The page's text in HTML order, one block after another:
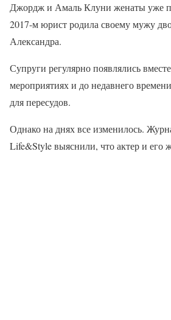
Джордж и Амаль Клуни женаты уже
2017-м юрист родила своему мужу
Александра.
Супруги регулярно появлялись
мероприятиях и до недавнего
для пересудов.
Однако на днях все изменилось.
Life&Style выяснили, что актер и его